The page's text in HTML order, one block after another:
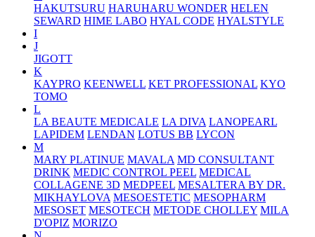
HAKUTSURU HARUHARU WONDER HELEN
SEWARD HIME LABO HYAL CODE HYALSTYLE
I
J
JIGOTT
K
KAYPRO KEENWELL KET PROFESSIONAL KYO
TOMO
L
LA BEAUTE MEDICALE LA DIVA LANOPEARL
LAPIDEM LENDAN LOTUS BB LYCON
M
MARY PLATINUE MAVALA MD CONSULTANT
DRINK MEDIC CONTROL PEEL MEDICAL
COLLAGENE 3D MEDPEEL MESALTERA BY DR.
MIKHAYLOVA MESOESTETIC MESOPHARM
MESOSET MESOTECH METODE CHOLLEY MILA
D'OPIZ MORIZO